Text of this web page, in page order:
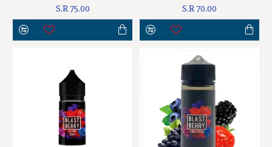
S.R 70.00
S.R 75.00